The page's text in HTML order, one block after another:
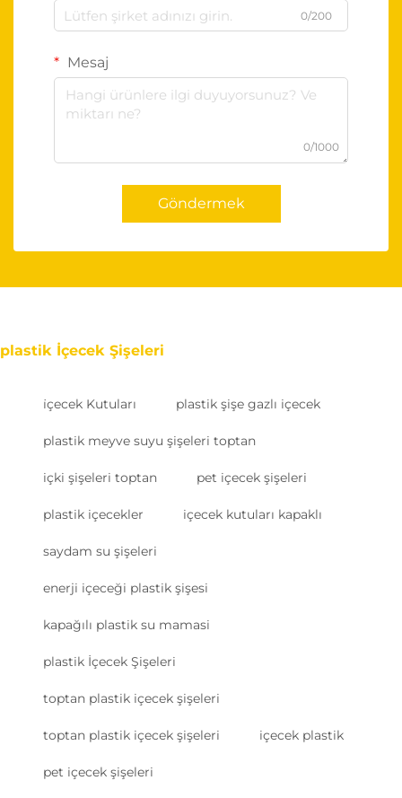
0/200
Mesaj
0/1000
Göndermek
plastik İçecek Şişeleri
i̇çecek Kutuları plastik şişe gazlı içecek
plastik meyve suyu şişeleri toptan
içki şişeleri toptan pet içecek şişeleri
plastik içecekler içecek kutuları kapaklı
saydam su şişeleri
enerji içeceği plastik şişesi
kapağılı plastik su mamasi
plastik İçecek Şişeleri
toptan plastik içecek şişeleri
toptan plastik içecek şişeleri içecek plastik
pet içecek şişeleri